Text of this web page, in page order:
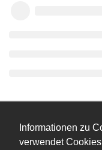
Informationen zu
verwendet